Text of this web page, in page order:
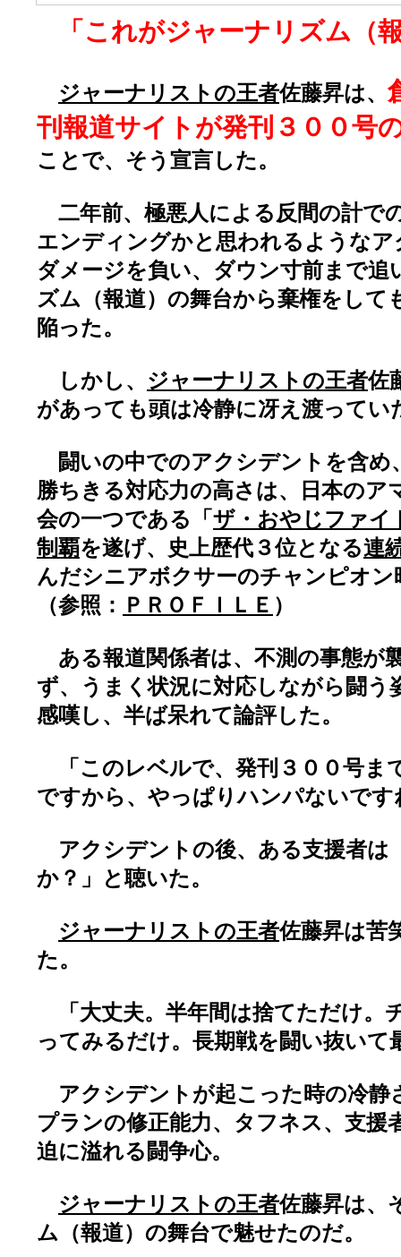
「これがジャーナリズム（
ジャーナリストの王者佐藤昇は、
刊報道サイトが発刊３００号
ことで、そう宣言した。
二年前、極悪人による反間の計で
エンディングかと思われるような
ダメージを負い、ダウン寸前まで追
ズム（報道）の舞台から棄権をして
陥った。
しかし、 ジャーナリストの王者佐
があっても頭は冷静に冴え渡ってい
闘いの中でのアクシデントを含め
勝ちきる対応力の高さは、日本のア
会の一つである「 ザ・おやじファイ
制覇を遂げ、史上歴代３位となる連
んだシニアボクサーのチャンピオン
（参照：
ＰＲＯＦＩＬＥ ）
ある報道関係者は、不測の事態が
ず、うまく状況に対応しながら闘う
感嘆し、半ば呆れて論評した。
「このレベルで、発刊３００号ま
ですから、やっぱりハンパないです
アクシデントの後、ある支援者は
か？」と聴いた。
ジャーナリストの王者佐藤昇は苦
た。
「大丈夫。半年間は捨てただけ。
ってみるだけ。長期戦を闘い抜いて
アクシデントが起こった時の冷静
プランの修正能力、タフネス、支援
迫に溢れる闘争心。
ジャーナリストの王者佐藤昇は、
ム（報道）の舞台で魅せたのだ。